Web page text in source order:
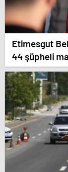
Etimesgut
44 şüpheli